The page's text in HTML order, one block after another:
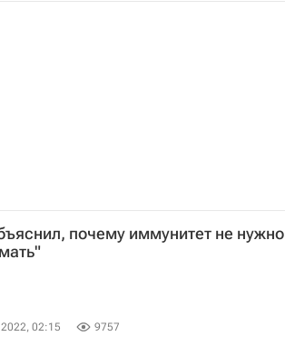
почему иммунитет не нужно
02:15 9757